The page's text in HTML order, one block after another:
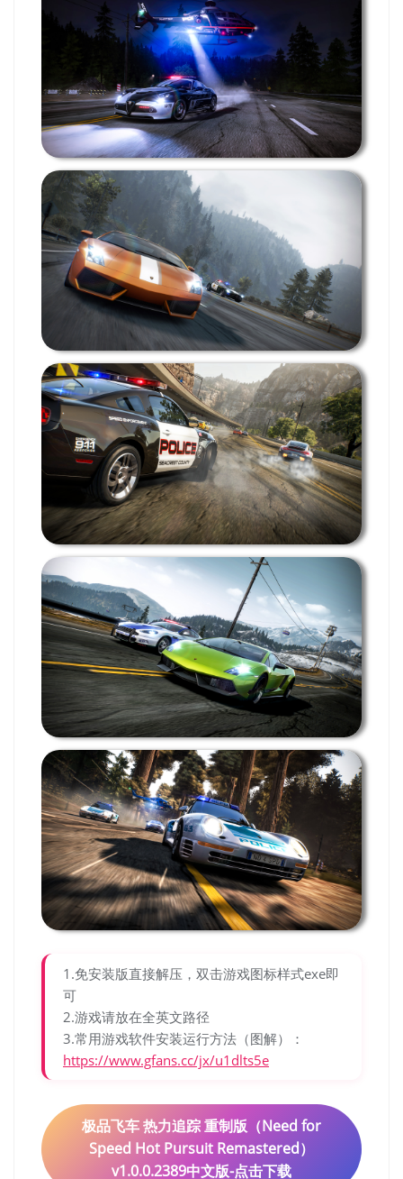
1.免安装版直接解压，双击游戏图标样式exe即
可
2.游戏请放在全英文路径
3.常用游戏软件安装运行方法（图解）：
https://www.gfans.cc/jx/u1dlts5e
极品飞车 热力追踪 重制版（Need for
Speed Hot Pursuit Remastered）
v1.0.0.2389中文版-点击下载